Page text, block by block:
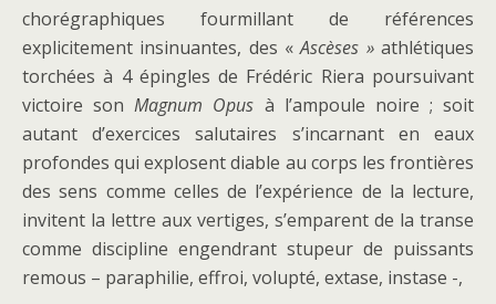
chorégraphiques fourmillant de références
explicitement insinuantes, des «Ascèses »athlétiques
torchées à 4 épingles de Frédéric Riera poursuivant
victoire sonMagnum Opus à l’ampoule noire ; soit
autant d’exercices salutaires s’incarnant en eaux
profondes qui explosent diable au corps les frontières
des sens comme celles de l’expérience de la lecture,
invitent la lettre aux vertiges, s’emparent de la transe
comme discipline engendrant stupeur de puissants
remous – paraphilie, effroi, volupté, extase, instase -,